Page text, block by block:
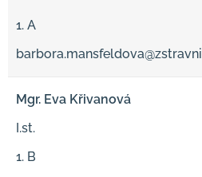
1. A
Mgr. Eva Křivanová
I.st.
1. B